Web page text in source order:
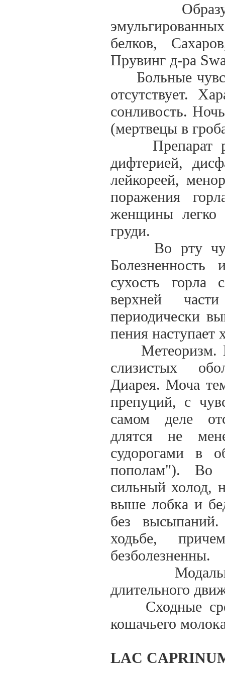
белков,
Прувинг д-ра
Больные
отсутствует.
сонливость.
(мертвецы в
Препарат
дифтерией,
лейкореей,
поражения
женщины легко
груди.
Во рту
сухость горла
верхней
периодически
пения наступает
Метеоризм.
слизистых
Диарея. Моча
препуций, с
самом деле
длятся не
судорогами в
пополам"). Во
сильный холод,
выше лобка и
без
ходьбе,
безболезненны.
длительного
Сходные
кошачьего
LAC